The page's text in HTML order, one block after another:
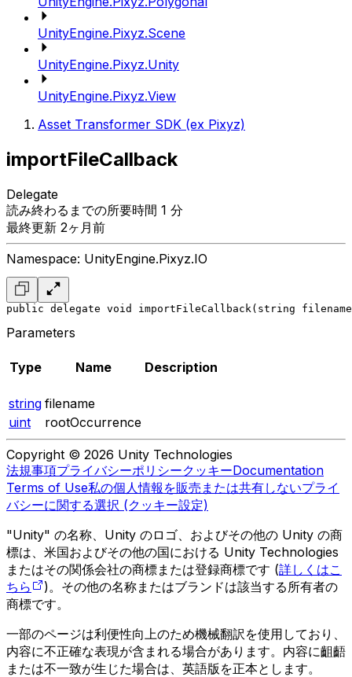
UnityEngine.Pixyz.Scene
UnityEngine.Pixyz.Unity
UnityEngine.Pixyz.View
Asset Transformer SDK (ex Pixyz)
importFileCallback
Delegate
読み終わるまでの所要時間 1 分
最終更新 2ヶ月前
Namespace: UnityEngine.Pixyz.IO
public delegate void importFileCallback(string
Parameters
Type Name Description
string filename
uint
rootOccurrence
Copyright © 2026 Unity Technologies
法規事項プライバシーポリシークッキーDocumentation
Terms of Use私の個人情報を販売または共有しないプライ
バシーに関する選択 (クッキー設定)
"Unity" の名称、Unity のロゴ、およびその他の Unity の商
標は、米国およびその他の国における Unity Technologies
またはその関係会社の商標または登録商標です (詳しくはこ
ちら
)。その他の名称またはブランドは該当する所有者の
商標です。
一部のページは利便性向上のため機械翻訳を使用しており、
内容に不正確な表現が含まれる場合があります。内容に齟齬
または不一致が生じた場合は、英語版を正本とします。